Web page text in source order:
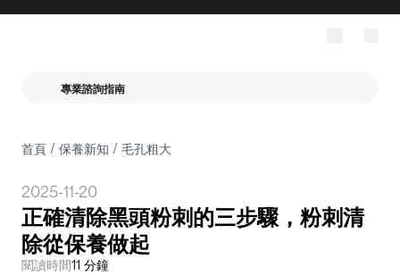
專業諮詢指南
首頁/ 保養新知 / 毛孔粗大
2025-11-20
正確清除黑頭粉刺的三步驟，粉刺清
除從保養做起
閱讀時間11 分鐘